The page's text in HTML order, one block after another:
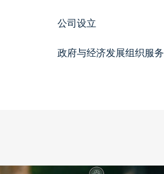
公司设立
政府与经济发展组织服务